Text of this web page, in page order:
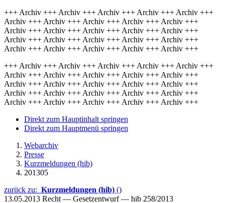
+++ Archiv +++ Archiv +++ Archiv +++ Archiv +++ Archiv +++
Archiv +++ Archiv +++ Archiv +++ Archiv +++ Archiv +++
Archiv +++ Archiv +++ Archiv +++ Archiv +++ Archiv +++
Archiv +++ Archiv +++ Archiv +++ Archiv +++ Archiv +++
Archiv +++ Archiv +++ Archiv +++ Archiv +++ Archiv +++
+++ Archiv +++ Archiv +++ Archiv +++ Archiv +++ Archiv +++
Archiv +++ Archiv +++ Archiv +++ Archiv +++ Archiv +++
Archiv +++ Archiv +++ Archiv +++ Archiv +++ Archiv +++
Archiv +++ Archiv +++ Archiv +++ Archiv +++ Archiv +++
Archiv +++ Archiv +++ Archiv +++ Archiv +++ Archiv +++
Direkt zum Hauptinhalt springen
Direkt zum Hauptmenü springen
Webarchiv
Presse
Kurzmeldungen (hib)
201305
zurück zu: Kurzmeldungen (hib) ()
13.05.2013 Recht — Gesetzentwurf — hib 258/2013